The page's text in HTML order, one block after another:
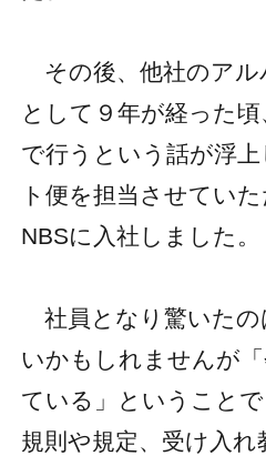
その後、他社のアル
として９年が経った
で行うという話が浮
ト便を担当させてい
NBSに入社しました。
社員となり驚いたの
いかもしれませんが
ている」ということで
規則や規定、受け入れ